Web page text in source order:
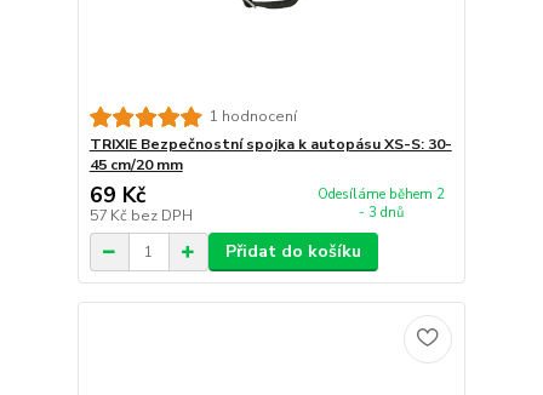
1 hodnocení
TRIXIE Bezpečnostní spojka k autopásu XS-S: 30-
45 cm/20 mm
69 Kč
57 Kč bez DPH
Odesíláme během 2
- 3 dnů
Přidat do košíku